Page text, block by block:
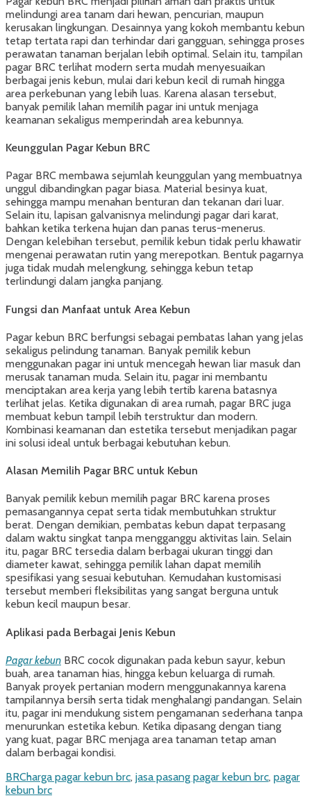
melindungi area tanam dari hewan, pencurian, maupun
kerusakan lingkungan. Desainnya yang kokoh membantu kebun
tetap tertata rapi dan terhindar dari gangguan, sehingga proses
perawatan tanaman berjalan lebih optimal. Selain itu, tampilan
pagar BRC terlihat modern serta mudah menyesuaikan
berbagai jenis kebun, mulai dari kebun kecil di rumah hingga
area perkebunan yang lebih luas. Karena alasan tersebut,
banyak pemilik lahan memilih pagar ini untuk menjaga
keamanan sekaligus memperindah area kebunnya.
Keunggulan Pagar Kebun BRC
Pagar BRC membawa sejumlah keunggulan yang membuatnya
unggul dibandingkan pagar biasa. Material besinya kuat,
sehingga mampu menahan benturan dan tekanan dari luar.
Selain itu, lapisan galvanisnya melindungi pagar dari karat,
bahkan ketika terkena hujan dan panas terus-menerus.
Dengan kelebihan tersebut, pemilik kebun tidak perlu khawatir
mengenai perawatan rutin yang merepotkan. Bentuk pagarnya
juga tidak mudah melengkung, sehingga kebun tetap
terlindungi dalam jangka panjang.
Fungsi dan Manfaat untuk Area Kebun
Pagar kebun BRC berfungsi sebagai pembatas lahan yang jelas
sekaligus pelindung tanaman. Banyak pemilik kebun
menggunakan pagar ini untuk mencegah hewan liar masuk dan
merusak tanaman muda. Selain itu, pagar ini membantu
menciptakan area kerja yang lebih tertib karena batasnya
terlihat jelas. Ketika digunakan di area rumah, pagar BRC juga
membuat kebun tampil lebih terstruktur dan modern.
Kombinasi keamanan dan estetika tersebut menjadikan pagar
ini solusi ideal untuk berbagai kebutuhan kebun.
Alasan Memilih Pagar BRC untuk Kebun
Banyak pemilik kebun memilih pagar BRC karena proses
pemasangannya cepat serta tidak membutuhkan struktur
berat. Dengan demikian, pembatas kebun dapat terpasang
dalam waktu singkat tanpa mengganggu aktivitas lain. Selain
itu, pagar BRC tersedia dalam berbagai ukuran tinggi dan
diameter kawat, sehingga pemilik lahan dapat memilih
spesifikasi yang sesuai kebutuhan. Kemudahan kustomisasi
tersebut memberi fleksibilitas yang sangat berguna untuk
kebun kecil maupun besar.
Aplikasi pada Berbagai Jenis Kebun
Pagar kebun BRC cocok digunakan pada kebun sayur, kebun
buah, area tanaman hias, hingga kebun keluarga di rumah.
Banyak proyek pertanian modern menggunakannya karena
tampilannya bersih serta tidak menghalangi pandangan. Selain
itu, pagar ini mendukung sistem pengamanan sederhana tanpa
menurunkan estetika kebun. Ketika dipasang dengan tiang
yang kuat, pagar BRC menjaga area tanaman tetap aman
dalam berbagai kondisi.
Categories
BRCTags
harga pagar kebun brc, jasa pasang pagar kebun brc, pagar
kebun brc